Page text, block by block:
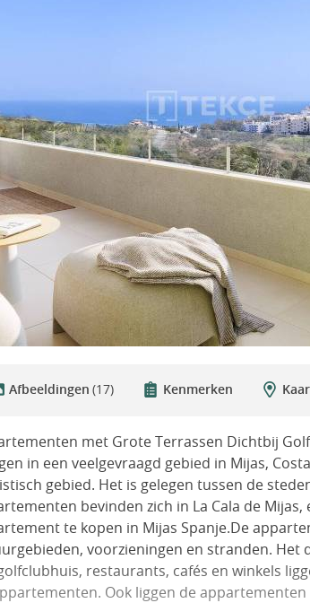
Afbeeldingen (17) Kenmerken
met Grote Terrassen Dichtbij
in een veelgevraagd gebied in Mijas,
gebied. Het is gelegen tussen de
bevinden zich in La Cala de
te kopen in Mijas Spanje.De
voorzieningen en stranden. Het
restaurants, cafés en winkels
Ook liggen de